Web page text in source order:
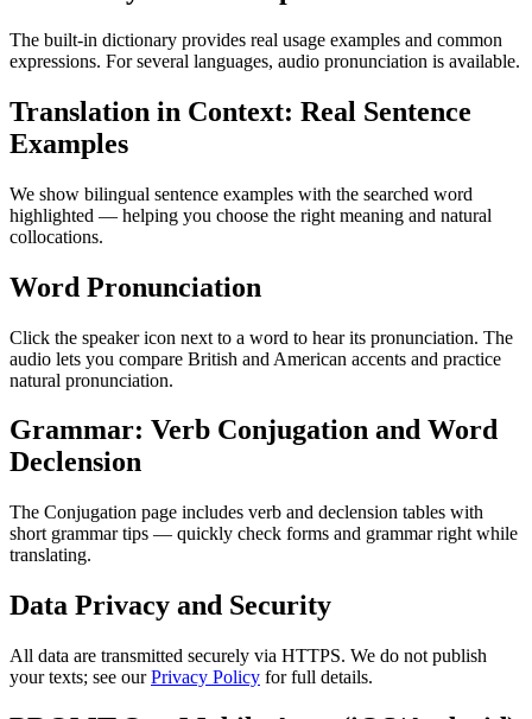
The built-in dictionary provides real usage examples and common
expressions. For several languages, audio pronunciation is available.
Translation in Context: Real Sentence
Examples
We show bilingual sentence examples with the searched word
highlighted — helping you choose the right meaning and natural
collocations.
Word Pronunciation
Click the speaker icon next to a word to hear its pronunciation. The
audio lets you compare British and American accents and practice
natural pronunciation.
Grammar: Verb Conjugation and Word
Declension
The Conjugation page includes verb and declension tables with
short grammar tips — quickly check forms and grammar right while
translating.
Data Privacy and Security
All data are transmitted securely via HTTPS. We do not publish
your texts; see ourPrivacy Policy for full details.